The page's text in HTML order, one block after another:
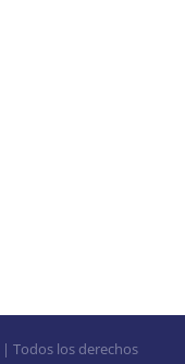
| Todos los derechos